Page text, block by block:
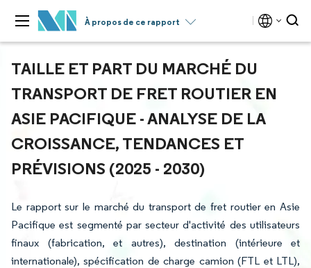
À propos de ce rapport
TAILLE ET PART DU MARCHÉ DU
TRANSPORT DE FRET ROUTIER EN
ASIE PACIFIQUE - ANALYSE DE LA
CROISSANCE, TENDANCES ET
PRÉVISIONS (2025 - 2030)
Le rapport sur le marché du transport de fret routier en Asie
Pacifique est segmenté par secteur d'activité des utilisateurs
finaux (fabrication, et autres), destination (intérieure et
internationale), spécification de charge camion (FTL et LTL),